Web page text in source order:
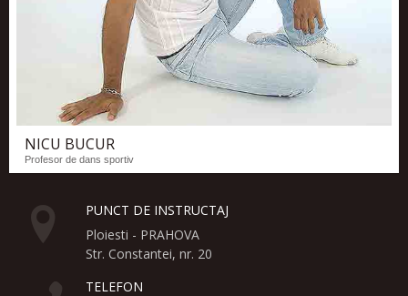
NICU BUCUR
Profesor de dans sportiv
PUNCT DE INSTRUCTAJ
Ploiesti - PRAHOVA
Str. Constantei, nr. 20
TELEFON